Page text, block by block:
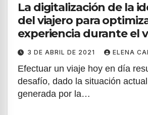
La digitalización de la
del viajero para
experiencia durante el
3 DE ABRIL DE 2021 ELENA
Efectuar un viaje hoy en día
desafío, dado la situación
generada por la…